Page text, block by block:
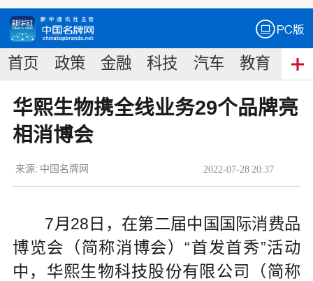
首页 政策 金融 科技 汽车 教育 食
华熙生物携全线业务29个品牌亮
相消博会
2022-07-28 20:37
来源: 中国名牌网
7月28日，在第二届中国国际消费品
博览会（简称消博会）“首发首秀”活动
中，华熙生物科技股份有限公司（简称